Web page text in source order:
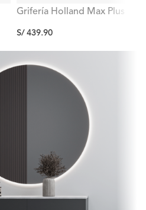
Grifería Holland Max Plus
Mueble
S/439.90